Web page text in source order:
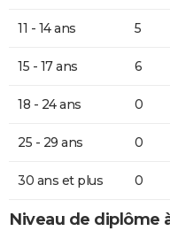
11 - 14 ans 5
15 - 17 ans 6
18 - 24 ans 0
25 - 29 ans 0
30 ans et plus 0
Niveau de diplôme